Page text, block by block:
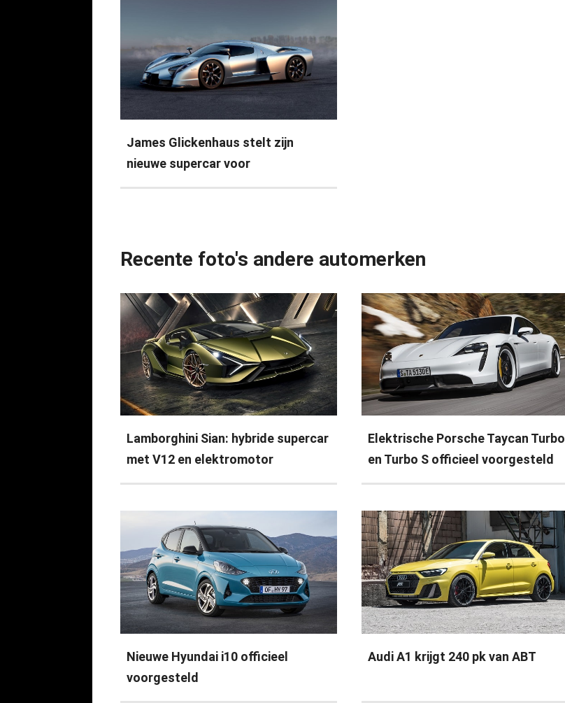
James Glickenhaus stelt zijn
nieuwe supercar voor
Recente foto's andere automerken
Lamborghini Sian: hybride supercar
met V12 en elektromotor
Elektrische Porsche Taycan Turbo
en Turbo S officieel voorgesteld
Nieuwe Hyundai i10 officieel
voorgesteld
Audi A1 krijgt 240 pk van ABT